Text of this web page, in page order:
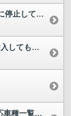
朝になったら運転していない。 (勝手に停止していた。）
自動車に充電ケーブルのコネクタを挿入しても、リモコン表示の...
カタログなどの“「SMART V2H」対応車種一覧”に載っ...